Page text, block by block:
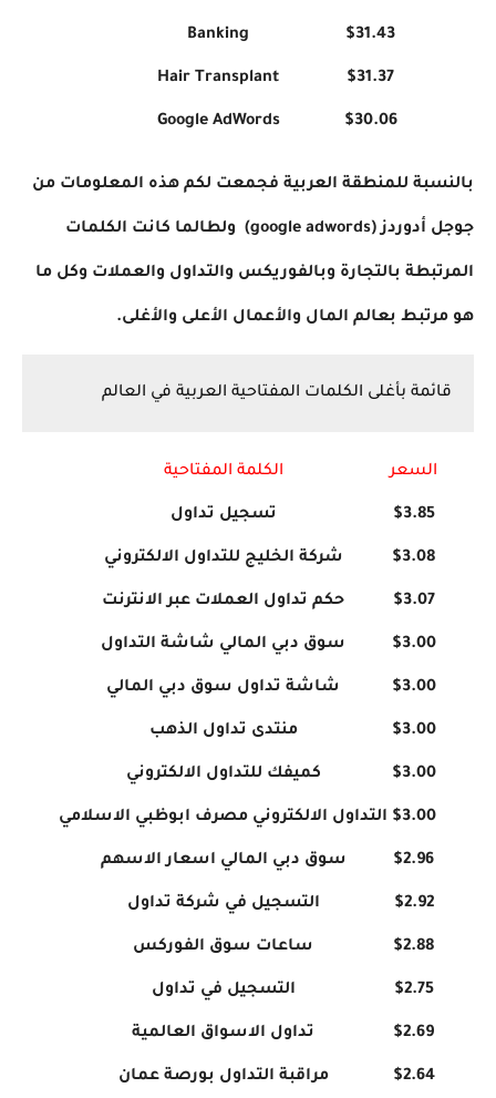
$31.43
$31.37
$30.06
Google AdWords
بالنسبة للمنطقة العربية فجمعت لكم هذه المعلومات من
جوجل أدوردز (google adwords) ولطالما كانت الكلمات
المرتبطة بالتجارة وبالفوريكس والتداول والعملات وكل ما
هو مرتبط بعالم المال والأعمال الأعلى والأغلى.
قائمة بأغلى الكلمات المفتاحية العربية في العالم
السعر الكلمة المفتاحية
$3.85 تسجيل تداول
$3.08 شركة الخليج للتداول الالكتروني
$3.07 حكم تداول العملات عبر الانترنت
$3.00 سوق دبي المالي شاشة التداول
$3.00 شاشة تداول سوق دبي المالي
$3.00 منتدى تداول الذهب
$3.00 كميفك للتداول الالكتروني
$3.00 التداول الالكتروني مصرف ابوظبي الاسلامي
$2.96 سوق دبي المالي اسعار الاسهم
$2.92 التسجيل في شركة تداول
$2.88 ساعات سوق الفوركس
$2.75 التسجيل في تداول
$2.69 تداول الاسواق العالمية
$2.64 مراقبة التداول بورصة عمان